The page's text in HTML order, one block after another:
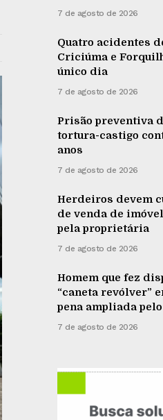
7 de agosto de 2026
Quatro acidentes
Criciúma e
único dia
7 de agosto de 2026
Prisão preventiva
tortura-castigo
anos
7 de agosto de 2026
Herdeiros devem
de venda de
pela proprietária
7 de agosto de 2026
Homem que fez
“caneta revólver”
pena ampliada pelo
7 de agosto de 2026